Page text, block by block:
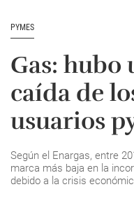
PYMES
Gas: hubo
caída de
usuarios
Según el Enargas, entre
marca más baja en la
debido a la crisis